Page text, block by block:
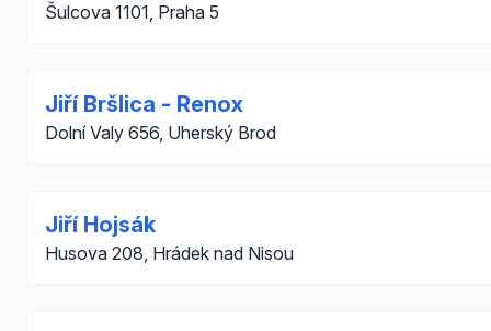
Šulcova 1101, Praha 5
Jiří Bršlica - Renox
Dolní Valy 656, Uherský Brod
Jiří Hojsák
Husova 208, Hrádek nad Nisou